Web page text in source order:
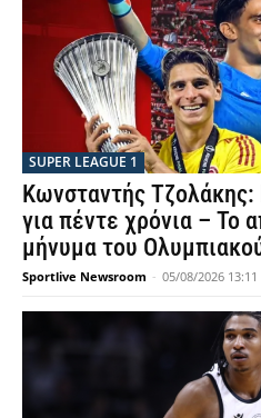
SUPER LEAGUE 1
Κωνσταντής Τζολάκης:
για πέντε χρόνια – Το
μήνυμα του
Sportlive Newsroom - 05/08/2026 13:11